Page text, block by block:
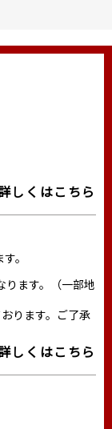
しくはこちら
。
ります。（一部地
ります。ご了承
しくはこちら